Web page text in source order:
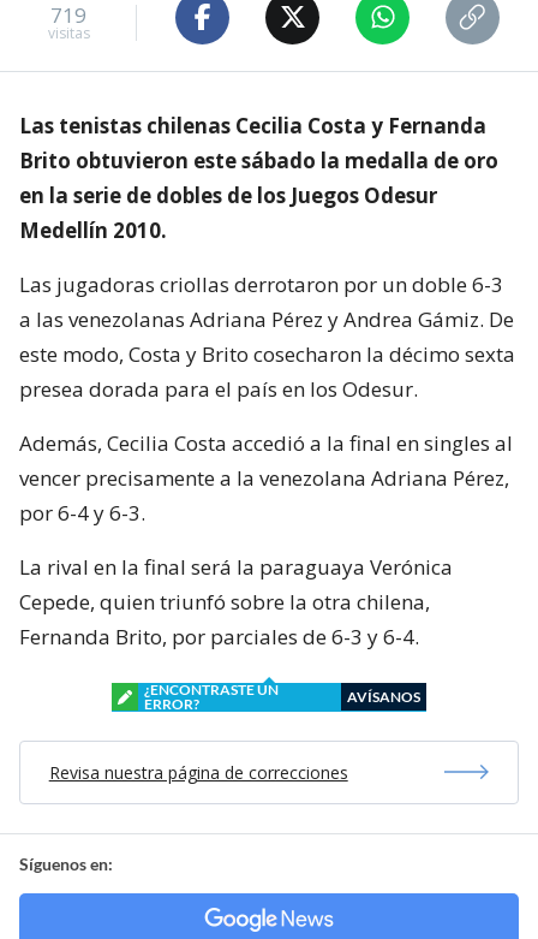
719
visitas
Las tenistas chilenas Cecilia Costa y Fernanda
Brito obtuvieron este sábado la medalla de oro
en la serie de dobles de los Juegos Odesur
Medellín 2010.
Las jugadoras criollas derrotaron por un doble 6-3
a las venezolanas Adriana Pérez y Andrea Gámiz. De
este modo, Costa y Brito cosecharon la décimo sexta
presea dorada para el país en los Odesur.
Además, Cecilia Costa accedió a la final en singles al
vencer precisamente a la venezolana Adriana Pérez,
por 6-4 y 6-3.
La rival en la final será la paraguaya Verónica
Cepede, quien triunfó sobre la otra chilena,
Fernanda Brito, por parciales de 6-3 y 6-4.
¿ENCONTRASTE UN
ERROR?
AVÍSANOS
Revisa nuestra página de correcciones
Síguenos en: